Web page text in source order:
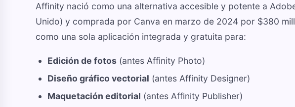
Affinity nació como una alternativa accesible y potente a
Unido) y comprada por Canva en marzo de 2024 por $380
como una sola aplicación integrada y gratuita para:
Edición de fotos (antes Affinity Photo)
Diseño gráfico vectorial (antes Affinity Designer)
Maquetación editorial (antes Affinity Publisher)